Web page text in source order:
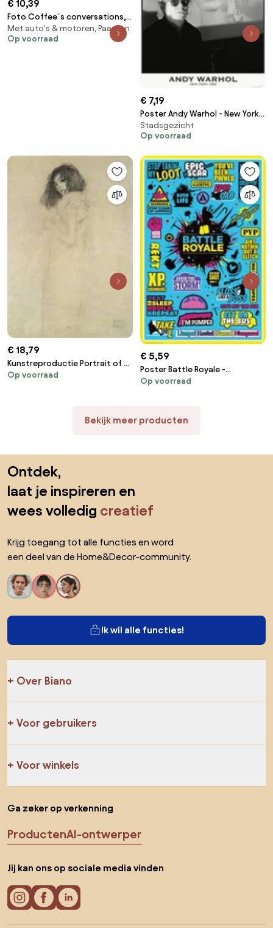
€ 10,39
Foto Coffee´s conversations,
Luis Sarmento
Met auto's & motoren, Paarden
Op voorraad
€ 7,19
Poster Andy Warhol - New York
1965
Stadsgezicht
Op voorraad
€ 18,79
Kunstreproductie Portrait of a
young woman, 1896-97, Gustav
Op voorraad
€ 5,59
Poster Battle Royale -
Infographic
Op voorraad
Bekijk meer producten
Ontdek,
laat je inspireren en
wees volledig creatief
Krijg toegang tot alle functies en word
een deel van de Home&Decor-community.
Ik wil alle functies!
Over Biano
Voor gebruikers
Voor winkels
Ga zeker op verkenning
ProductenAI-ontwerper
Jij kan ons op sociale media vinden